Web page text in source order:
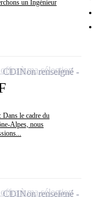
un Ingénieur
le cadre du
Alpes, nous
CDINon renseigné
à ma sélection
CDINon renseigné
à ma sélection